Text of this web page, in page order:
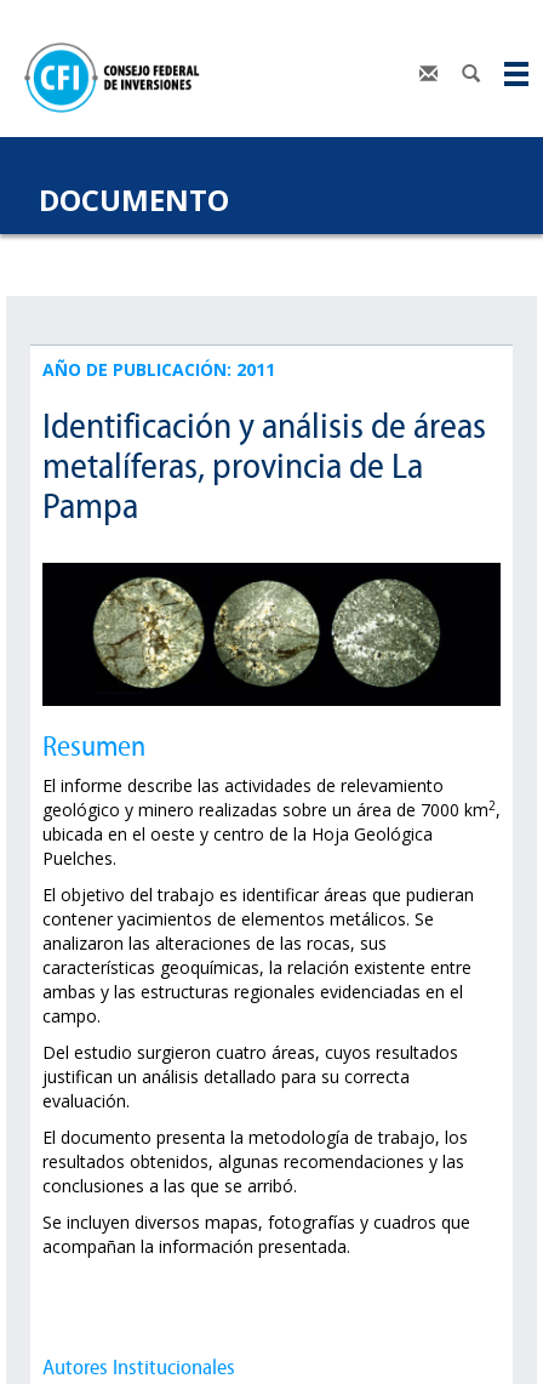
DOCUMENTO
AÑO DE PUBLICACIÓN: 2011
Identificación y análisis de áreas
metalíferas, provincia de La
Pampa
Resumen
El informe describe las actividades de relevamiento
geológico y minero realizadas sobre un área de 7000 km2,
ubicada en el oeste y centro de la Hoja Geológica
Puelches.
El objetivo del trabajo es identificar áreas que pudieran
contener yacimientos de elementos metálicos. Se
analizaron las alteraciones de las rocas, sus
características geoquímicas, la relación existente entre
ambas y las estructuras regionales evidenciadas en el
campo.
Del estudio surgieron cuatro áreas, cuyos resultados
justifican un análisis detallado para su correcta
evaluación.
El documento presenta la metodología de trabajo, los
resultados obtenidos, algunas recomendaciones y las
conclusiones a las que se arribó.
Se incluyen diversos mapas, fotografías y cuadros que
acompañan la información presentada.
Autores Institucionales